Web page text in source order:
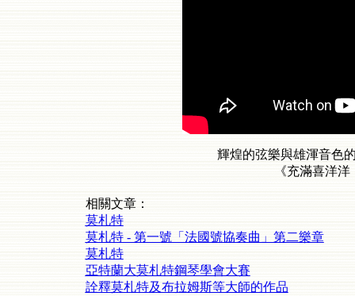
輝煌的弦樂與雄渾音色
《充滿喜洋
相關文章：
莫札特
莫札特 - 第一號「法國號協奏曲」第二樂章
莫札特
亞特蘭大莫札特鋼琴學會大賽
詮釋莫札特及布拉姆斯等大師的作品